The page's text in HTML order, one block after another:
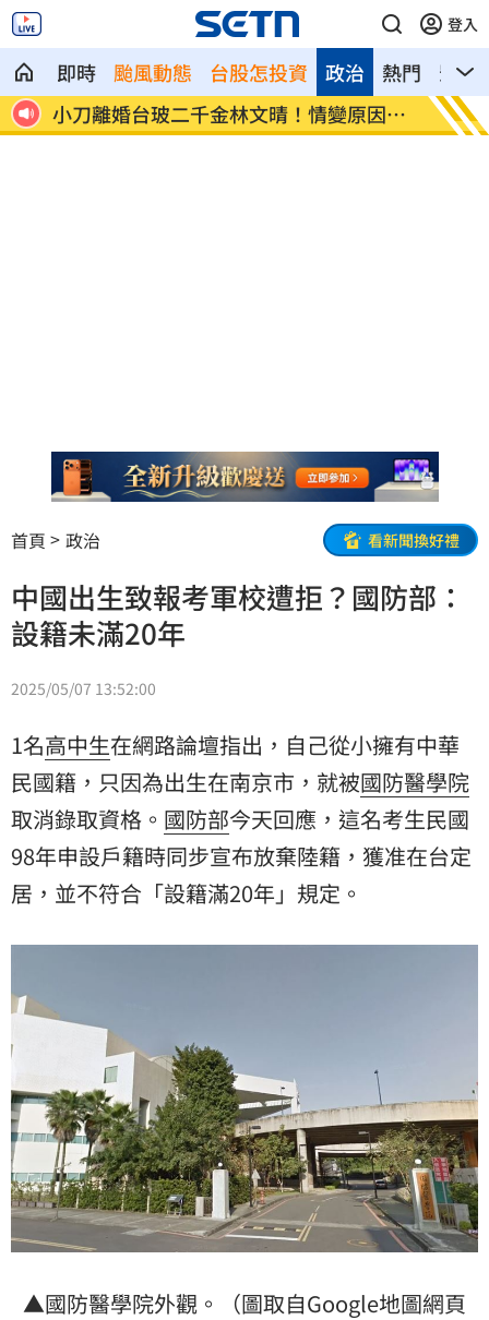
登入
即時 颱風動態 台股怎投資 熱門 影音
政治
小刀離婚台玻二千金林文晴！情變原因曝
光
新／
曝
首頁 政治 看新聞換好禮
中國出生致報考軍校遭拒？國防部：
設籍未滿20年
2025/05/07 13:52:00
1名高中生在網路論壇指出，自己從小擁有中華
民國籍 ，只因為出生在南京市，就被國防醫學院
取消錄取資格。 國防部今天回應，這名考生民國
98年申設戶籍時同步宣布放棄陸籍，獲准在台定
居，並不符合「設籍滿20年」規定。
▲國防醫學院外觀。（圖取自Google地圖網頁